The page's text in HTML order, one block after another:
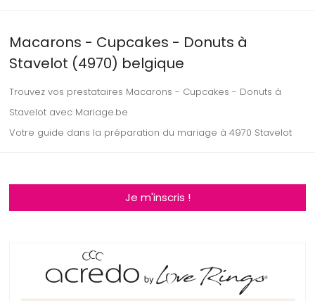
Macarons - Cupcakes - Donuts à
Stavelot (4970) belgique
Trouvez vos prestataires Macarons - Cupcakes - Donuts à
Stavelot avec Mariage.be
Votre guide dans la préparation du mariage à 4970 Stavelot
Je m'inscris !